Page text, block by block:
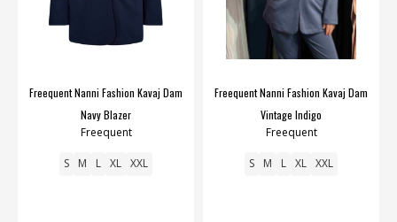
Freequent Nanni Fashion Kavaj Dam
Navy Blazer
Freequent
S M L XL XXL
Freequent Nanni Fashion Kavaj Dam
Vintage Indigo
Freequent
S M L XL XXL